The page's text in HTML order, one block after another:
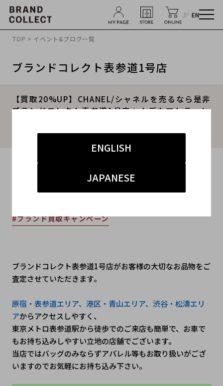
JP EN
ENGLISH
JAPANESE
TOP > イベント&ブログ一覧
ブランドコレクト表参道1号店
【買取20%UP】CHANEL/シャネルを売るなら是非
ブランドコレクト表参道1号店へ！デカマトラッセ
をお伝えいたします。
2024.04.23
#表参道1号店
#買取
#ブランド買取キャンペーン
ブランドコレクト表参道1号店がお客様の大切なお品物をご
査定させていただきます。
原宿・表参道エリア、港区・青山エリア、渋谷・松濤エリ
アからアクセスしやすく、
東京メトロ表参道駅から徒歩でのご来店も簡単で、お車で
もお持ち込みしやすい立地の店舗でございます。
当店ではバッグのみならずアパレル等もお取り扱いがござ
いますのでお気軽にお持ち込み下さい。